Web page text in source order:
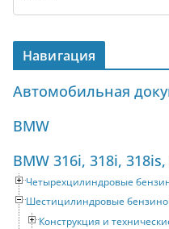
Навигация
Автомобильная
BMW
Четырехцилиндровые
Шестицилиндровые
Конструкция и